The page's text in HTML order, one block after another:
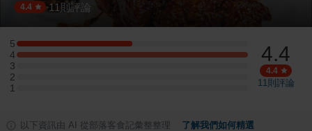
4.4 ·11 則評論
5
5 星：2 則評論
4
4 星：4 則評論
3
3 星：0 則評論
2
2 星：0 則評論
1
1 星：0 則評論
4.4
4.4
11則評論
以下資訊由 AI 從部落客食記彙整整理 了解我們如何精選